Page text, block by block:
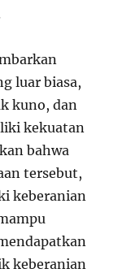
luar biasa,
kuno, dan
kekuatan
bahwa
tersebut,
keberanian
keberanian